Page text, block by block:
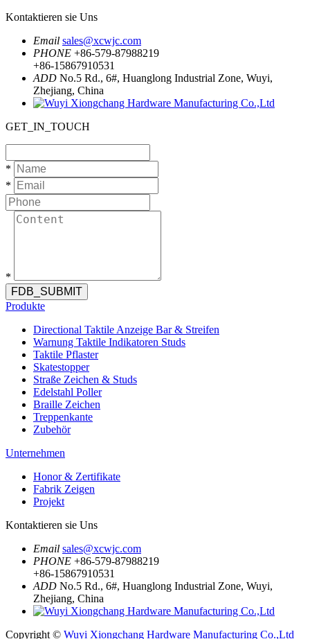
Kontaktieren sie Uns
Email sales@xcwjc.com
PHONE +86-579-87988219
+86-15867910531
ADD No.5 Rd., 6#, Huanglong Industrial Zone, Wuyi,
Zhejiang, China
GET_IN_TOUCH
*
*
*
FDB_SUBMIT
Produkte
Directional Taktile Anzeige Bar & Streifen
Warnung Taktile Indikatoren Studs
Taktile Pflaster
Skatestopper
Straße Zeichen & Studs
Edelstahl Poller
Braille Zeichen
Treppenkante
Zubehör
Unternehmen
Honor & Zertifikate
Fabrik Zeigen
Projekt
Kontaktieren sie Uns
Email sales@xcwjc.com
PHONE +86-579-87988219
+86-15867910531
ADD No.5 Rd., 6#, Huanglong Industrial Zone, Wuyi,
Zhejiang, China
Copyright © Wuyi Xiongchang Hardware Manufacturing Co.,Ltd